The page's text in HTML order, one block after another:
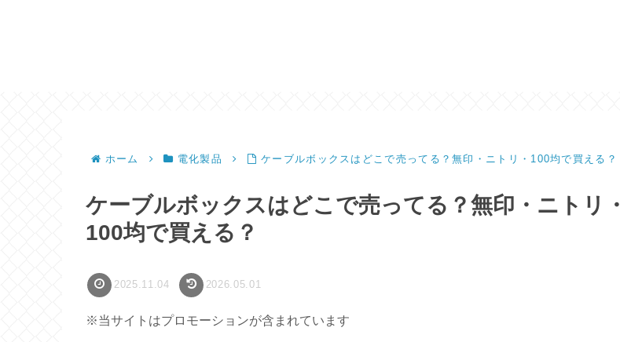
ホーム 電化製品 ケーブルボックスはどこで売ってる？無印・ニトリ・100均で買える？
ケーブルボックスはどこで売ってる？無印・ニトリ・
100均で買える？
2025.11.04 2026.05.01
※当サイトはプロモーションが含まれています